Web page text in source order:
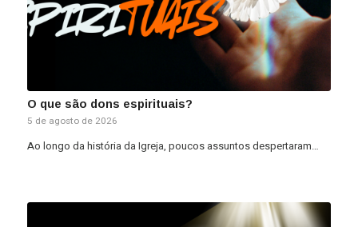
O que são dons espirituais?
5 de agosto de 2026
Ao longo da história da Igreja, poucos assuntos despertaram…